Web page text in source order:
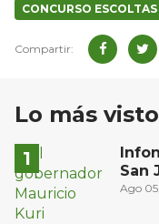
CONCURSO ESCOLTAS
Lo más visto
San
Ago